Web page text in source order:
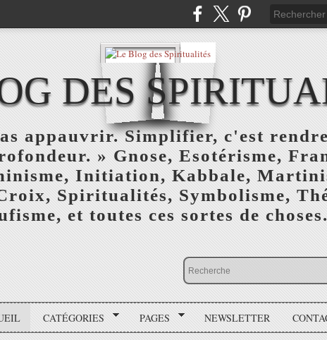
DES
appauvrir. Simplifier, c'est
» Gnose, Esotérisme,
Initiation, Kabbale,
Spiritualités, Symbolisme,
et toutes ces sortes de
CATÉGORIES PAGES NEWSLETTER